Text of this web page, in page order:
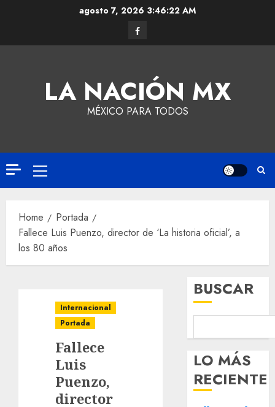
agosto 7, 2026 3:46:22 AM
LA NACIÓN MX
MÉXICO PARA TODOS
Home
Portada
Fallece Luis Puenzo, director de ‘La historia oficial’, a
los 80 años
Internacional
Portada
Fallece
Luis
Puenzo,
director
BUSCAR
LO MÁS
RECIENTE